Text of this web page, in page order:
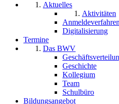
Aktuelles
Aktivitäten
Digitalisierung
Termine
Das BWV
Geschichte
Kollegium
Team
Schulbüro
Bildungsangebot